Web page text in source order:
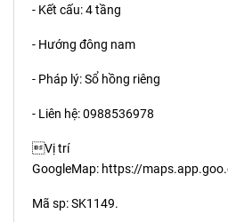
- Kết cấu: 4 tầng
- Hướng đông nam
- Pháp lý: Sổ hồng riêng
- Liên hệ:0988536978
Vị trí
GoogleMap: https://
Mã sp: SK1149.